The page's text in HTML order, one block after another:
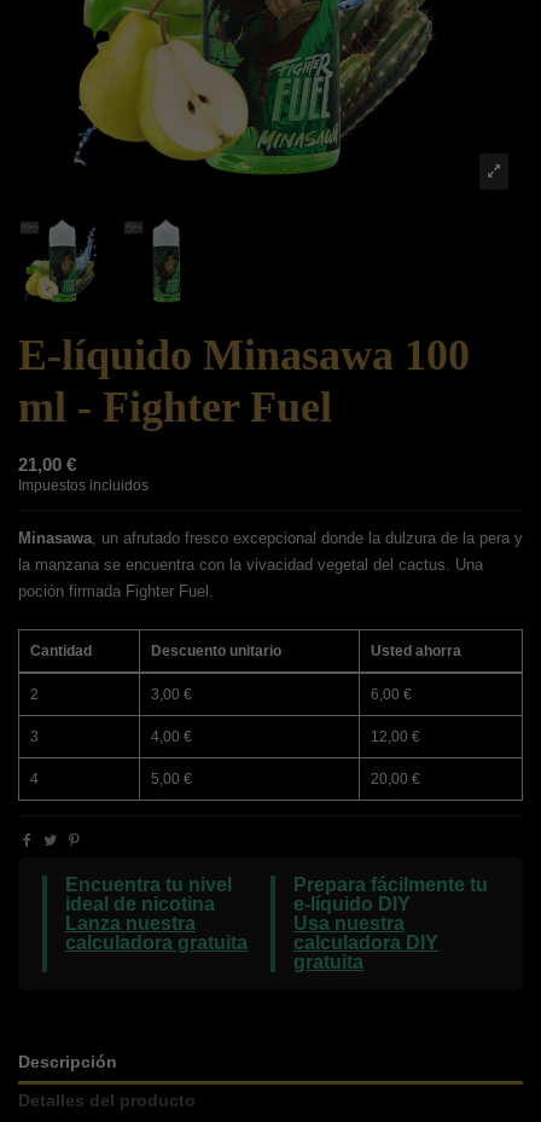
E-líquido Minasawa 100
ml - Fighter Fuel
21,00 €
Impuestos incluidos
Minasawa, un afrutado fresco excepcional donde la dulzura de la pera y
la manzana se encuentra con la vivacidad vegetal del cactus. Una
poción firmada Fighter Fuel.
Cantidad Descuento unitario Usted ahorra
2 3,00 € 6,00 €
3 4,00 € 12,00 €
4 5,00 € 20,00 €
Encuentra tu nivel
ideal de nicotina
Lanza nuestra
calculadora gratuita
Prepara fácilmente tu
e-líquido DIY
Usa nuestra
calculadora DIY
gratuita
Descripción
Detalles del producto